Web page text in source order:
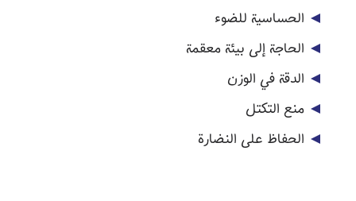
الحساسية للضوء
الحاجة إلى بيئة معقمة
الدقة في الوزن
منع التكتل
الحفاظ على النضارة